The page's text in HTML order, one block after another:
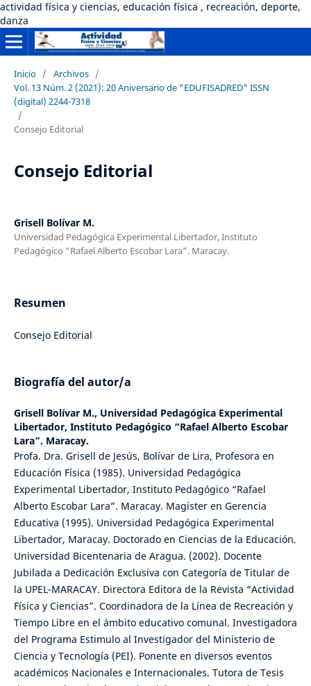
actividad física y ciencias, educación física , recreación, deporte,
danza
Inicio / Archivos /
Vol. 13 Núm. 2 (2021): 20 Aniversario de "EDUFISADRED" ISSN
(digital) 2244-7318
/
Consejo Editorial
Consejo Editorial
Grisell Bolívar M.
Universidad Pedagógica Experimental Libertador, Instituto
Pedagógico “Rafael Alberto Escobar Lara”. Maracay.
Resumen
Consejo Editorial
Biografía del autor/a
Grisell Bolívar M., Universidad Pedagógica Experimental
Libertador, Instituto Pedagógico “Rafael Alberto Escobar
Lara”. Maracay.
Profa. Dra. Grisell de Jesús, Bolívar de Lira, Profesora en
Educación Física (1985). Universidad Pedagógica
Experimental Libertador, Instituto Pedagógico “Rafael
Alberto Escobar Lara”. Maracay. Magíster en Gerencia
Educativa (1995). Universidad Pedagógica Experimental
Libertador, Maracay. Doctorado en Ciencias de la Educación.
Universidad Bicentenaria de Aragua. (2002). Docente
Jubilada a Dedicación Exclusiva con Categoría de Titular de
la UPEL-MARACAY. Directora Editora de la Revista “Actividad
Física y Ciencias”. Coordinadora de la Línea de Recreación y
Tiempo Libre en el ámbito educativo comunal. Investigadora
del Programa Estimulo al Investigador del Ministerio de
Ciencia y Tecnología (PEI). Ponente en diversos eventos
académicos Nacionales e Internacionales. Tutora de Tesis